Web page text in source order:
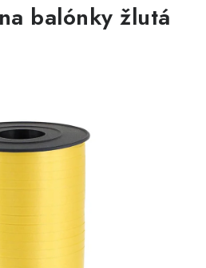
VLASY
balónky žlutá